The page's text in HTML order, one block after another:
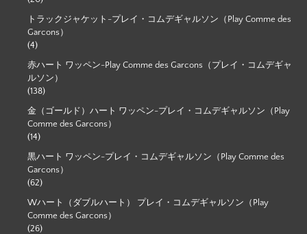
トラックジャケット-プレイ・コムデギャルソン（Play Comme des
Garcons）
(4)
赤ハート ワッペン-Play Comme des Garcons（プレイ・コムデギャ
ルソン）
(138)
金（ゴールド）ハート ワッペン-プレイ・コムデギャルソン（Play
Comme des Garcons）
(14)
黒ハート ワッペン-プレイ・コムデギャルソン（Play Comme des
Garcons）
(62)
Wハート（ダブルハート） プレイ・コムデギャルソン（Play
Comme des Garcons）
(26)